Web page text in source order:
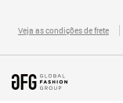
Veja as condições de frete